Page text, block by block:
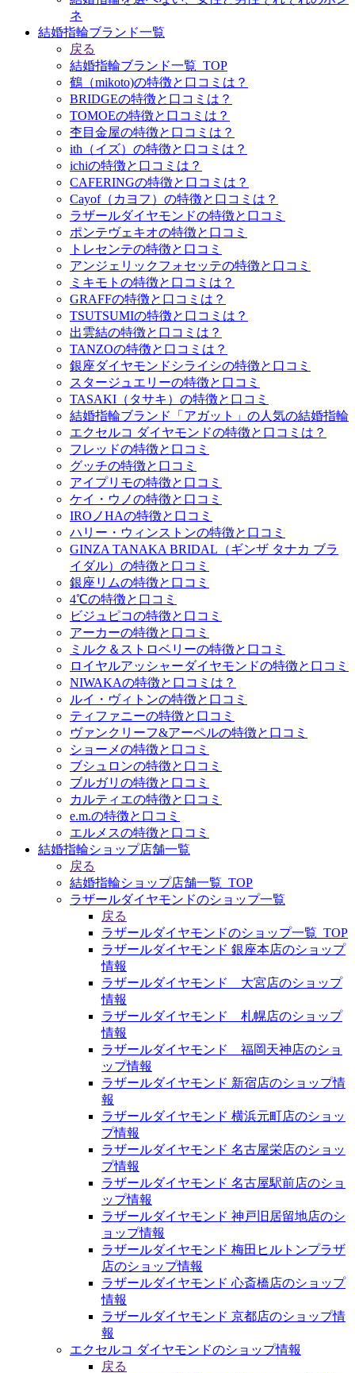
ネ
結婚指輪ブランド一覧
戻る
結婚指輪ブランド一覧_TOP
鶴（mikoto)の特徴と口コミは？
BRIDGEの特徴と口コミは？
TOMOEの特徴と口コミは？
杢目金屋の特徴と口コミは？
ith（イズ）の特徴と口コミは？
ichiの特徴と口コミは？
CAFERINGの特徴と口コミは？
Cayof（カヨフ）の特徴と口コミは？
ラザールダイヤモンドの特徴と口コミ
ポンテヴェキオの特徴と口コミ
トレセンテの特徴と口コミ
アンジェリックフォセッテの特徴と口コミ
ミキモトの特徴と口コミは？
GRAFFの特徴と口コミは？
TSUTSUMIの特徴と口コミは？
出雲結の特徴と口コミは？
TANZOの特徴と口コミは？
銀座ダイヤモンドシライシの特徴と口コミ
スタージュエリーの特徴と口コミ
TASAKI（タサキ）の特徴と口コミ
結婚指輪ブランド「アガット」の人気の結婚指輪
エクセルコ ダイヤモンドの特徴と口コミは？
フレッドの特徴と口コミ
グッチの特徴と口コミ
アイプリモの特徴と口コミ
ケイ・ウノの特徴と口コミ
IROノHAの特徴と口コミ
ハリー・ウィンストンの特徴と口コミ
GINZA TANAKA BRIDAL（ギンザ タナカ ブラ
イダル）の特徴と口コミ
銀座リムの特徴と口コミ
4℃の特徴と口コミ
ビジュピコの特徴と口コミ
アーカーの特徴と口コミ
ミルク＆ストロベリーの特徴と口コミ
ロイヤルアッシャーダイヤモンドの特徴と口コミ
NIWAKAの特徴と口コミは？
ルイ・ヴィトンの特徴と口コミ
ティファニーの特徴と口コミ
ヴァンクリーフ&アーペルの特徴と口コミ
ショーメの特徴と口コミ
ブシュロンの特徴と口コミ
ブルガリの特徴と口コミ
カルティエの特徴と口コミ
e.m.の特徴と口コミ
エルメスの特徴と口コミ
結婚指輪ショップ店舗一覧
戻る
結婚指輪ショップ店舗一覧_TOP
ラザールダイヤモンドのショップ一覧
戻る
ラザールダイヤモンドのショップ一覧_TOP
ラザールダイヤモンド 銀座本店のショップ
情報
ラザールダイヤモンド 大宮店のショップ
情報
ラザールダイヤモンド 札幌店のショップ
情報
ラザールダイヤモンド 福岡天神店のショ
ップ情報
ラザールダイヤモンド 新宿店のショップ情
報
ラザールダイヤモンド 横浜元町店のショッ
プ情報
ラザールダイヤモンド 名古屋栄店のショッ
プ情報
ラザールダイヤモンド 名古屋駅前店のショ
ップ情報
ラザールダイヤモンド 神戸旧居留地店のシ
ョップ情報
ラザールダイヤモンド 梅田ヒルトンプラザ
店のショップ情報
ラザールダイヤモンド 心斎橋店のショップ
情報
ラザールダイヤモンド 京都店のショップ情
報
エクセルコ ダイヤモンドのショップ情報
戻る